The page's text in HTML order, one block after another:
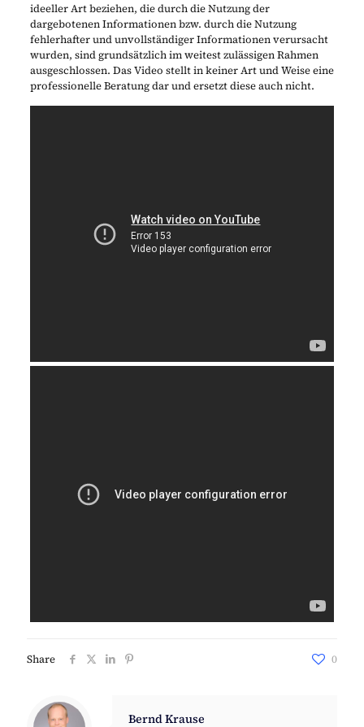
ideeller Art beziehen, die durch die Nutzung der
dargebotenen Informationen bzw. durch die Nutzung
fehlerhafter und unvollständiger Informationen verursacht
wurden, sind grundsätzlich im weitest zulässigen Rahmen
ausgeschlossen. Das Video stellt in keiner Art und Weise eine
professionelle Beratung dar und ersetzt diese auch nicht.
Share 0
Bernd Krause